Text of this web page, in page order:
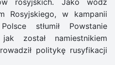
Rosyjskiego, w kampanii
stłumił Powstanie
został namiestnikiem
politykę rusyfikacji